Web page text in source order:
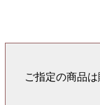
ご指定の商品